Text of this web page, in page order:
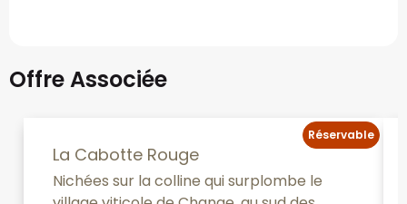
Offre Associée
La Cabotte Rouge
Nichées sur la colline qui surplombe le
Réservable